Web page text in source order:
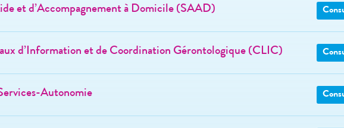
et d’Accompagnement à Domicile (SAAD)
d’Information et de Coordination Gérontologique (CLIC)
Autonomie